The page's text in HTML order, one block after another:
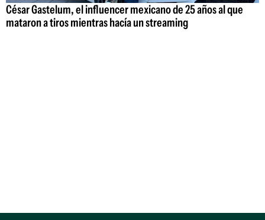
César Gastelum, el influencer mexicano de 25 años al que
mataron a tiros mientras hacía un streaming